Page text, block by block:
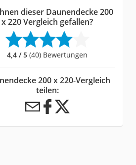
dieser Daunendecke 200
x 220 Vergleich gefallen?
4,4 / 5 (40) Bewertungen
200 x 220-Vergleich
teilen: